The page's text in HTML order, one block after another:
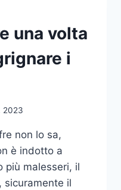
una volta
i
2023
non lo sa,
è indotto a
più malesseri, il
sicuramente il